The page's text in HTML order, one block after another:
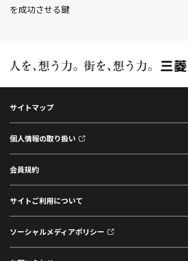
を成功させる鍵
サイトマップ
個人情報の取り扱い
会員規約
サイトご利用について
ソーシャルメディアポリシー